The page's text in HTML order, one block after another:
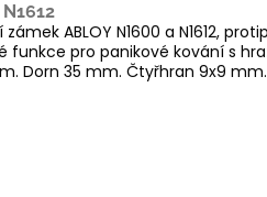
ABLOY N1600 a N1612,
funkce pro panikové kování s
Dorn 35 mm. Čtyřhran 9x9 mm.